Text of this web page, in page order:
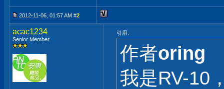
2012-11-06, 01:57 AM #2
acac1234
Senior Member
引用:
作者oring
我是RV-10